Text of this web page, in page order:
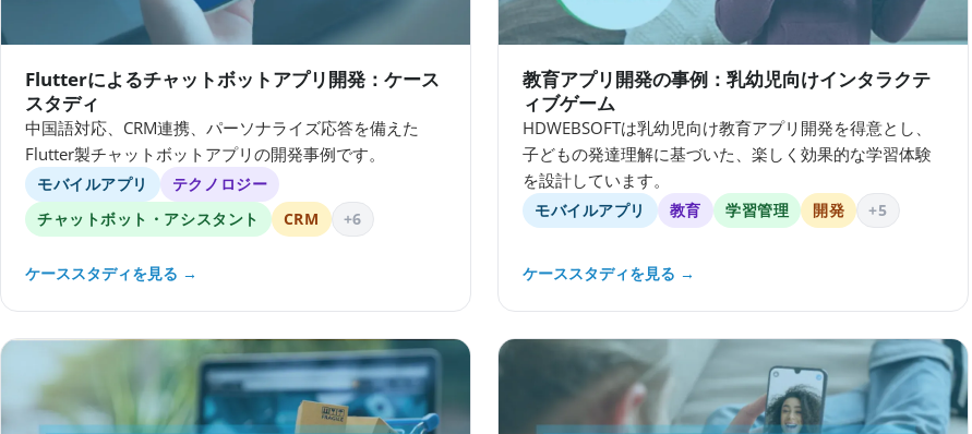
Flutterによるチャットボットアプリ開発：ケース
スタディ
中国語対応、CRM連携、パーソナライズ応答を備えた
Flutter製チャットボットアプリの開発事例です。
モバイルアプリ
テクノロジー
チャットボット・アシスタント
CRM +6
ケーススタディを見る →
教育アプリ開発の事例：乳幼児向けインタラクテ
ィブゲーム
HDWEBSOFTは乳幼児向け教育アプリ開発を得意とし、
子どもの発達理解に基づいた、楽しく効果的な学習体験
を設計しています。
モバイルアプリ 教育 学習管理 開発 +5
ケーススタディを見る →